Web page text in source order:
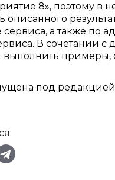
8», поэтому в
описанного
сервиса, а также по
В сочетании с
выполнить примеры,
под